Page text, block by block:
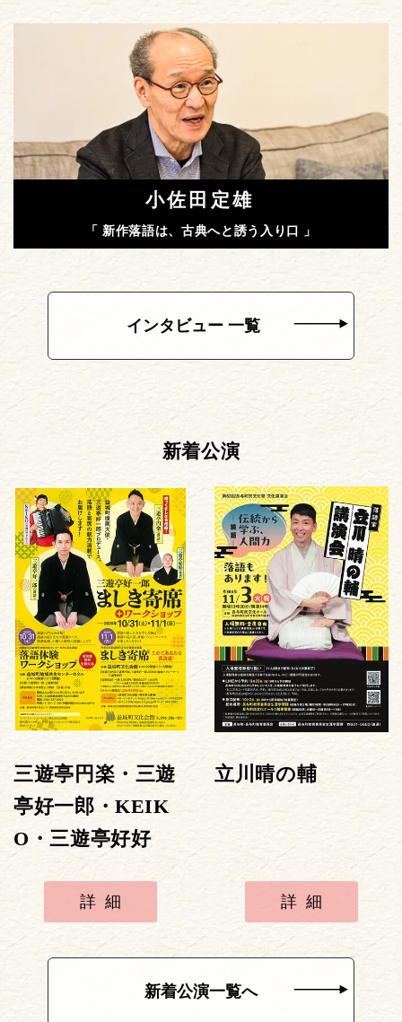
小佐田定雄
「 新作落語は、古典へと誘う入り口 」
インタビュー 一覧
新着公演
三遊亭円楽・三遊
亭好一郎・KEIK
O・三遊亭好好
詳細
立川晴の輔
詳細
新着公演一覧へ